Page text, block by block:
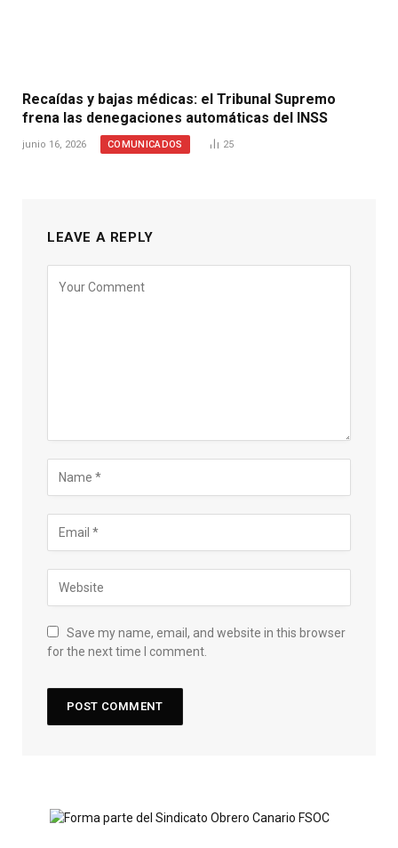
Recaídas y bajas médicas: el Tribunal Supremo
frena las denegaciones automáticas del INSS
junio 16, 2026 COMUNICADOS 25
LEAVE A REPLY
Save my name, email, and website in this browser
for the next time I comment.